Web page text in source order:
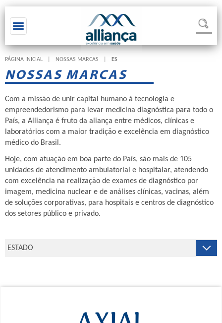
Toggle navigation
PÁGINA INICIAL NOSSAS MARCAS ES
NOSSAS MARCAS
Com a missão de unir capital humano à tecnologia e
empreendedorismo para levar medicina diagnóstica para todo o
País, a Alliança é fruto da aliança entre médicos, clínicas e
laboratórios com a maior tradição e excelência em diagnóstico
médico do Brasil.
Hoje, com atuação em boa parte do País, são mais de 105
unidades de atendimento ambulatorial e hospitalar, atendendo
com excelência na realização de exames de diagnóstico por
imagem, medicina nuclear e de análises clínicas, vacinas, além
de soluções corporativas, para hospitais e centros de diagnóstico
dos setores público e privado.